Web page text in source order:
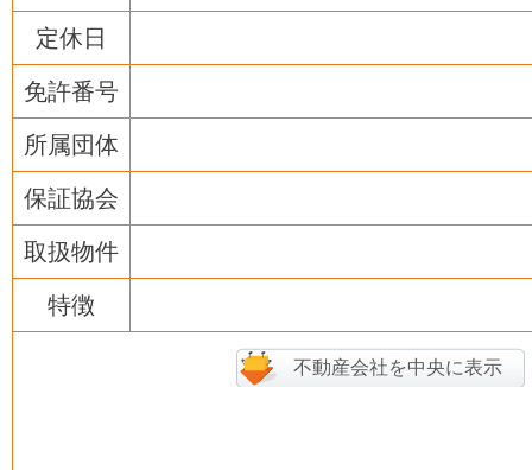
定休日
免許番号
所属団体
保証協会
取扱物件
特徴
不動産会社を中央に表示